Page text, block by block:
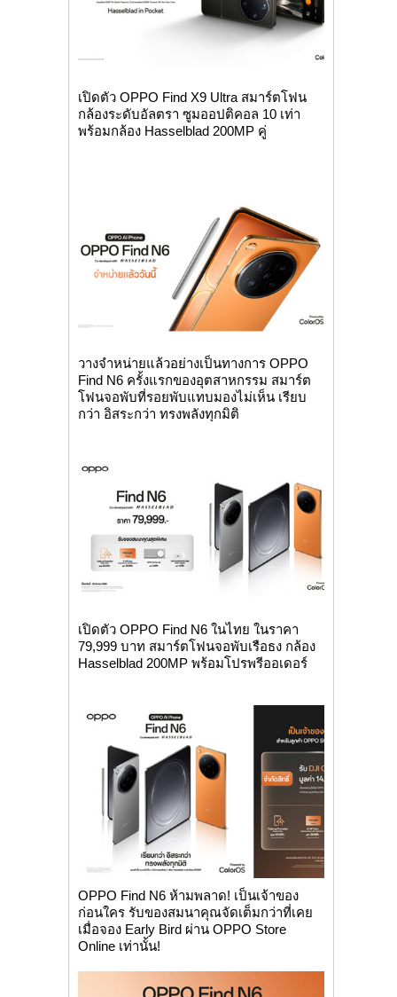
เปิดตัว OPPO Find X9 Ultra สมาร์ตโฟน
กล้องระดับอัลตรา ซูมออปติคอล 10 เท่า
พร้อมกล้อง Hasselblad 200MP คู่
วางจำหน่ายแล้วอย่างเป็นทางการ OPPO
Find N6 ครั้งแรกของอุตสาหกรรม สมาร์ต
โฟนจอพับที่รอยพับแทบมองไม่เห็น เรียบ
กว่า อิสระกว่า ทรงพลังทุกมิติ
เปิดตัว OPPO Find N6 ในไทย ในราคา
79,999 บาท สมาร์ตโฟนจอพับเรือธง กล้อง
Hasselblad 200MP พร้อมโปรพรีออเดอร์
OPPO Find N6 ห้ามพลาด! เป็นเจ้าของ
ก่อนใคร รับของสมนาคุณจัดเต็มกว่าที่เคย
เมื่อจอง Early Bird ผ่าน OPPO Store
Online เท่านั้น!